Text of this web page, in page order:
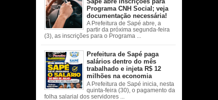
Programa CNH Social; veja
documentação necessária!
A Prefeitura de Sapé abre, a
partir da próxima segunda-feira
(3), as inscrições para o Programa ...
Prefeitura de Sapé paga
salários dentro do mês
trabalhado e injeta R$ 12
milhões na economia
A Prefeitura de Sapé inicia, nesta
quinta-feira (30), o pagamento da
folha salarial dos servidores ...